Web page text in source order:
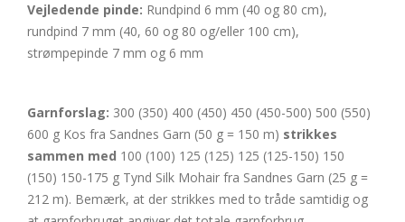
Vejledende pinde: Rundpind 6 mm (40 og 80 cm),
rundpind 7 mm (40, 60 og 80 og/eller 100 cm),
strømpepinde 7 mm og 6 mm
Garnforslag: 300 (350) 400 (450) 450 (450-500) 500 (550)
600 g Kos fra Sandnes Garn (50 g = 150 m) strikkes
sammen med 100 (100) 125 (125) 125 (125-150) 150
(150) 150-175 g Tynd Silk Mohair fra Sandnes Garn (25 g =
212 m). Bemærk, at der strikkes med to tråde samtidig og